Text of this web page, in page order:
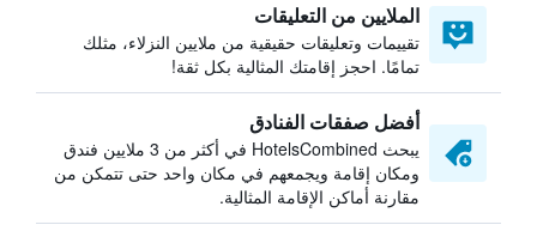
الملايين من التعليقات
تقييمات وتعليقات حقيقية من ملايين النزلاء، مثلك
تمامًا. احجز إقامتك المثالية بكل ثقة!
أفضل صفقات الفنادق
يبحث HotelsCombined في أكثر من 3 ملايين فندق
ومكان إقامة ويجمعهم في مكان واحد حتى تتمكن من
مقارنة أماكن الإقامة المثالية.